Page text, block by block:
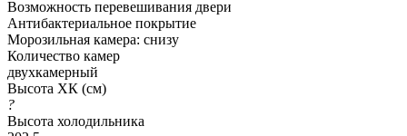
Возможность перевешивания двери
Антибактериальное покрытие
Морозильная камера: снизу
Количество камер
двухкамерный
Высота ХК (см)
?
Высота холодильника